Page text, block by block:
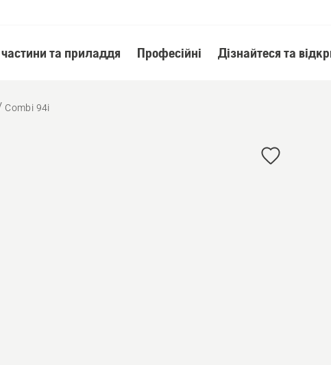
та приладдя Професійні Дізнайтеся та
Сombi 94і